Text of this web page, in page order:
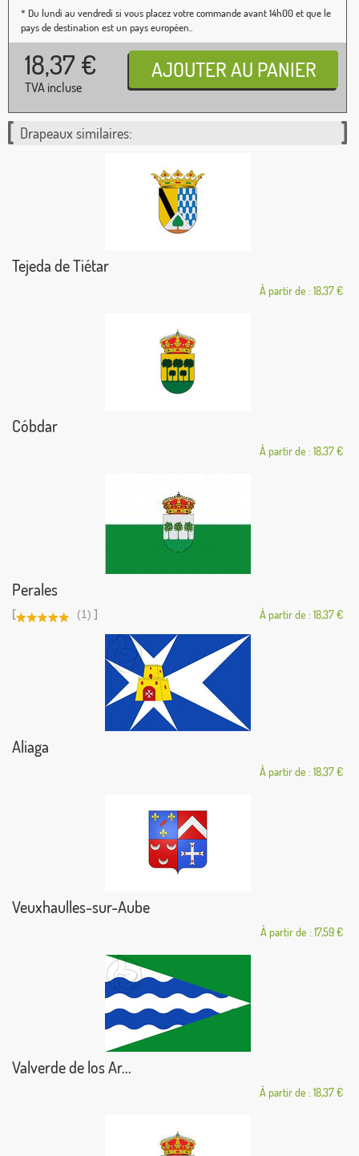
* Du lundi au vendredi si vous placez votre commande avant 14h00 et que le
pays de destination est un pays européen..
18,37 €
TVA incluse
Drapeaux similaires:
Tejeda de Tiétar
À partir de : 18,37 €
Cóbdar
À partir de : 18,37 €
Perales
[ (1) ] À partir de : 18,37 €
Aliaga
À partir de : 18,37 €
Veuxhaulles-sur-Aube
À partir de : 17,59 €
Valverde de los Ar...
À partir de : 18,37 €